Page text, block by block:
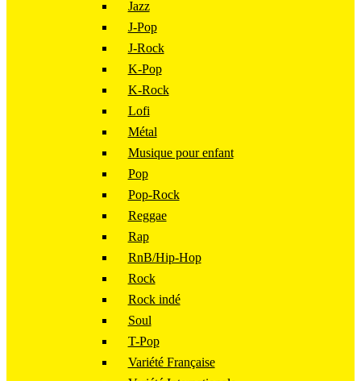
Jazz
J-Pop
J-Rock
K-Pop
K-Rock
Lofi
Métal
Musique pour enfant
Pop
Pop-Rock
Reggae
Rap
RnB/Hip-Hop
Rock
Rock indé
Soul
T-Pop
Variété Française